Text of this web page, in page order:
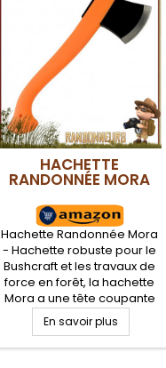
HACHETTE
RANDONNÉE MORA
Hachette Randonnée Mora
- Hachette robuste pour le
Bushcraft et les travaux de
force en forêt, la hachette
Mora a une tête coupante
en acier inox au bore,
manche en plastique ABS
très résistant et de bonne
En savoir plus